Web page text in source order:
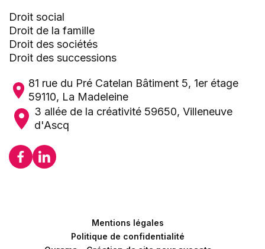
Droit social
Droit de la famille
Droit des sociétés
Droit des successions
81 rue du Pré Catelan Bâtiment 5, 1er étage
59110, La Madeleine
3 allée de la créativité 59650, Villeneuve
d'Ascq
Mentions légales
Politique de confidentialité